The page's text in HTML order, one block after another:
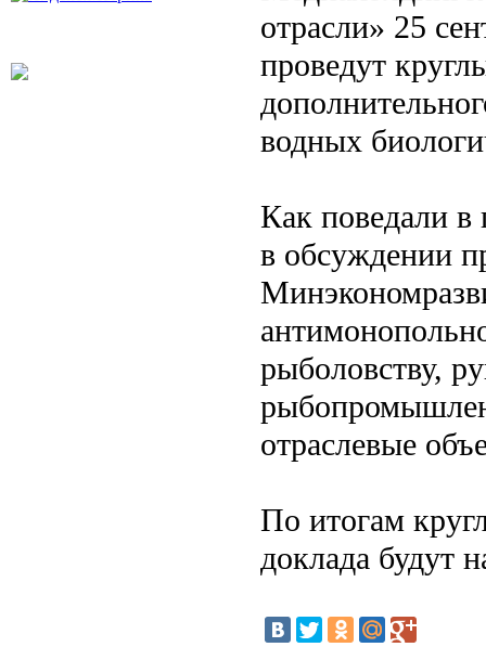
отрасли» 25
проведут
водных
Как поведали в
в обсуждении
рыболовству,
отраслевые
По итогам
доклада будут